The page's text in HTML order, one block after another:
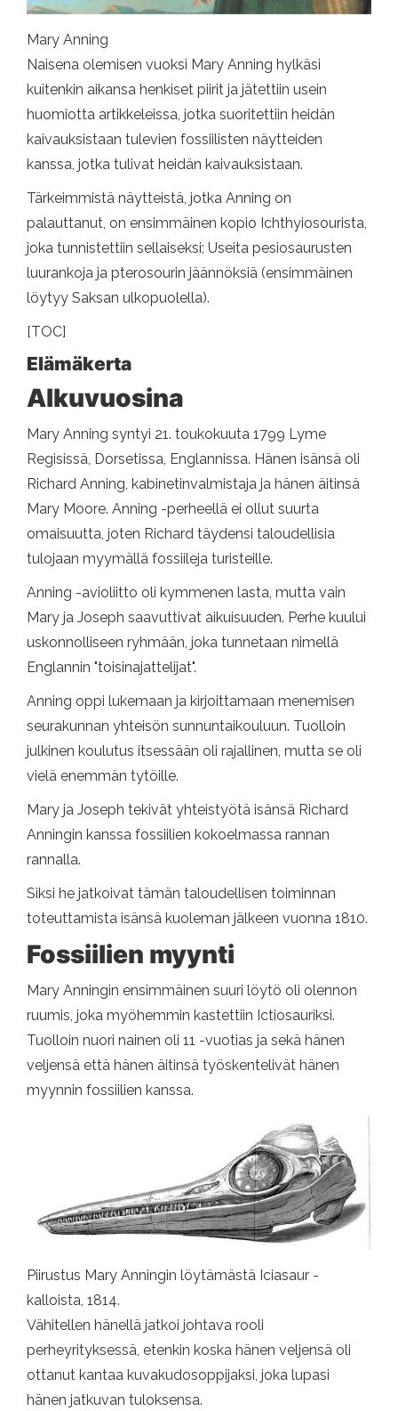
Mary Anning
Naisena olemisen vuoksi Mary Anning hylkäsi
kuitenkin aikansa henkiset piirit ja jätettiin usein
huomiotta artikkeleissa, jotka suoritettiin heidän
kaivauksistaan ​​tulevien fossiilisten näytteiden
kanssa, jotka tulivat heidän kaivauksistaan.
Tärkeimmistä näytteistä, jotka Anning on
palauttanut, on ensimmäinen kopio Ichthyiosourista,
joka tunnistettiin sellaiseksi; Useita pesiosaurusten
luurankoja ja pterosourin jäännöksiä (ensimmäinen
löytyy Saksan ulkopuolella).
[TOC]
Elämäkerta
Alkuvuosina
Mary Anning syntyi 21. toukokuuta 1799 Lyme
Regisissä, Dorsetissa, Englannissa. Hänen isänsä oli
Richard Anning, kabinetinvalmistaja ja hänen äitinsä
Mary Moore. Anning -perheellä ei ollut suurta
omaisuutta, joten Richard täydensi taloudellisia
tulojaan myymällä fossiileja turisteille.
Anning -avioliitto oli kymmenen lasta, mutta vain
Mary ja Joseph saavuttivat aikuisuuden. Perhe kuului
uskonnolliseen ryhmään, joka tunnetaan nimellä
Englannin "toisinajattelijat".
Anning oppi lukemaan ja kirjoittamaan menemisen
seurakunnan yhteisön sunnuntaikouluun. Tuolloin
julkinen koulutus itsessään oli rajallinen, mutta se oli
vielä enemmän tytöille.
Mary ja Joseph tekivät yhteistyötä isänsä Richard
Anningin kanssa fossiilien kokoelmassa rannan
rannalla.
Siksi he jatkoivat tämän taloudellisen toiminnan
toteuttamista isänsä kuoleman jälkeen vuonna 1810.
Fossiilien myynti
Mary Anningin ensimmäinen suuri löytö oli olennon
ruumis, joka myöhemmin kastettiin Ictiosauriksi.
Tuolloin nuori nainen oli 11 -vuotias ja sekä hänen
veljensä että hänen äitinsä työskentelivät hänen
myynnin fossiilien kanssa.
Piirustus Mary Anningin löytämästä Iciasaur -
kalloista, 1814.
Vähitellen hänellä jatkoi johtava rooli
perheyrityksessä, etenkin koska hänen veljensä oli
ottanut kantaa kuvakudosoppijaksi, joka lupasi
hänen jatkuvan tuloksensa.